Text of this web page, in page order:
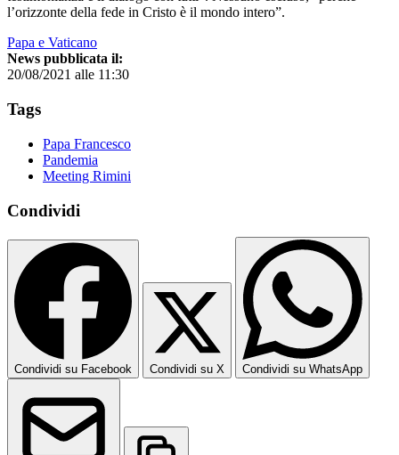
l’orizzonte della fede in Cristo è il mondo intero”.
Papa e Vaticano
News pubblicata il:
20/08/2021 alle 11:30
Tags
Papa Francesco
Pandemia
Meeting Rimini
Condividi
Condividi su Facebook Condividi su X Condividi su WhatsApp